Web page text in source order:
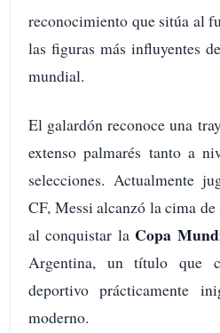
reconocimiento que sitúa al
las figuras más influyentes
mundial.
El galardón reconoce una
extenso palmarés tanto a
selecciones. Actualmente
CF, Messi alcanzó la cima
al conquistar la Copa
Argentina, un título que
deportivo prácticamente
moderno.